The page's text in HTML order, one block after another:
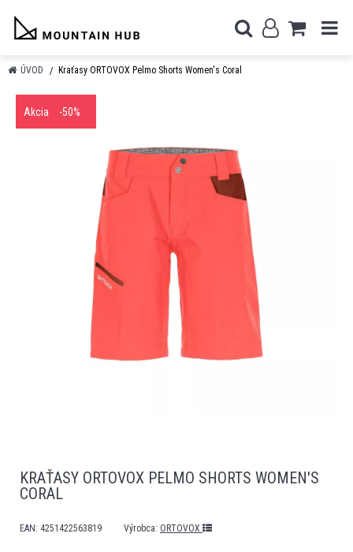
ÚVOD Kraťasy ORTOVOX Pelmo Shorts Women's Coral
Akcia -50%
KRAŤASY ORTOVOX PELMO SHORTS WOMEN'S
CORAL
EAN: 4251422563819 Výrobca: ORTOVOX